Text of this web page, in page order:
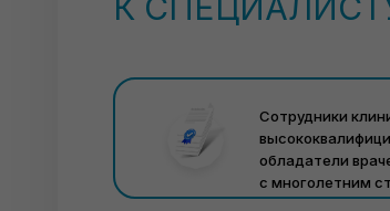
Сотрудники
обладатели
с многолетним